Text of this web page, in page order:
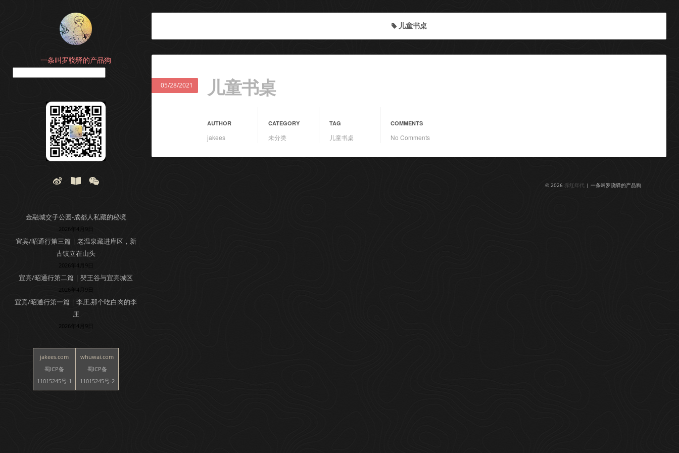
一条叫罗骁驿的产品狗
金融城交子公园-成都人私藏的秘境
2026年4月9日
宜宾/昭通行第三篇 | 老温泉藏进库区，新
古镇立在山头
2026年4月9日
宜宾/昭通行第二篇 | 僰王谷与宜宾城区
2026年4月9日
宜宾/昭通行第一篇 | 李庄,那个吃白肉的李
庄
2026年4月9日
jakees.com
蜀ICP备
11015245号-1
whuwai.com
蜀ICP备
11015245号-2
儿童书桌
儿童书桌
05/28/2021
AUTHOR
jakees
CATEGORY
未分类
TAG
儿童书桌
COMMENTS
No Comments
© 2026 赤红年代 | 一条叫罗骁驿的产品狗